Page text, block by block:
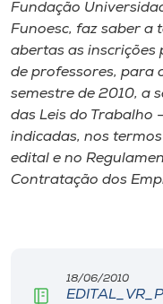
Biblioteca
Editora
Rádio
Museu
Fundação
Funoesc, faz saber a
abertas as inscrições
de professores, para
semestre de 2010, a
das Leis do Trabalho
indicadas, nos
edital e no
Contratação dos
18/06/2010